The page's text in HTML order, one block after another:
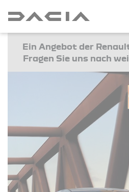
Ein Angebot der
Fragen Sie uns nach